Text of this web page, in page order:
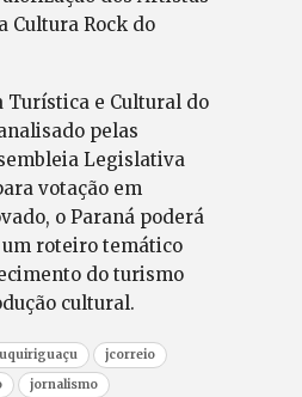
Cultura Rock do
Turística e Cultural do
pelas
Legislativa
votação em
o Paraná poderá
roteiro temático
do turismo
cultural.
jcorreio
jornalismo